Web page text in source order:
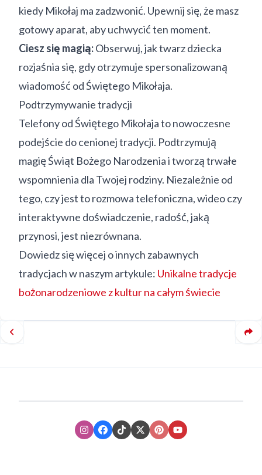
kiedy Mikołaj ma zadzwonić. Upewnij się, że masz
gotowy aparat, aby uchwycić ten moment.
Ciesz się magią:Obserwuj, jak twarz dziecka
rozjaśnia się, gdy otrzymuje spersonalizowaną
wiadomość od Świętego Mikołaja.
Podtrzymywanie tradycji
Telefony od Świętego Mikołaja to nowoczesne
podejście do cenionej tradycji. Podtrzymują
magię Świąt Bożego Narodzenia i tworzą trwałe
wspomnienia dla Twojej rodziny. Niezależnie od
tego, czy jest to rozmowa telefoniczna, wideo czy
interaktywne doświadczenie, radość, jaką
przynosi, jest niezrównana.
Dowiedz się więcej o innych zabawnych
tradycjach w naszym artykule: Unikalne tradycje
bożonarodzeniowe z kultur na całym świecie
InstagramFacebook
TikTokXTwitter
PinterestYoutube